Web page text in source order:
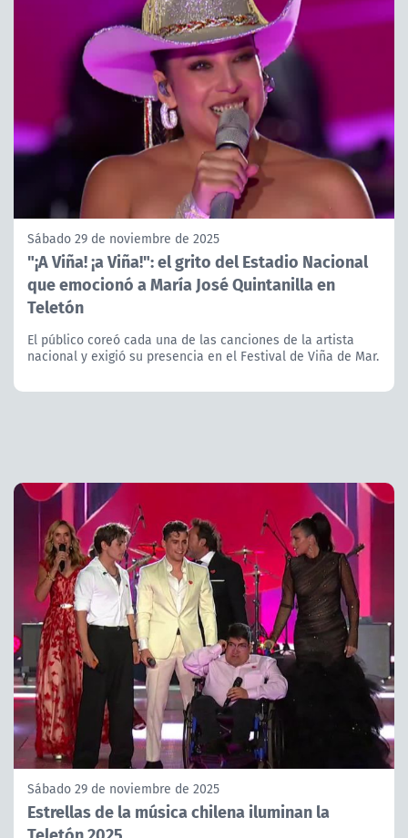
Sábado 29 de noviembre de 2025
"¡A Viña! ¡a Viña!": el grito del Estadio Nacional
que emocionó a María José Quintanilla en
Teletón
El público coreó cada una de las canciones de la artista
nacional y exigió su presencia en el Festival de Viña de Mar.
Sábado 29 de noviembre de 2025
Estrellas de la música chilena iluminan la